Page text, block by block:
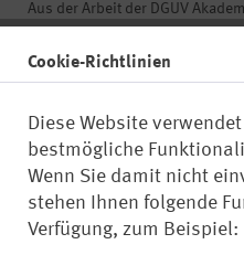
Aus der Arbeit der DGUV
Cookie-Richtlinien
Diese Website
bestmögliche
Wenn Sie damit nicht
stehen Ihnen folgende
Verfügung, zum Beispiel: